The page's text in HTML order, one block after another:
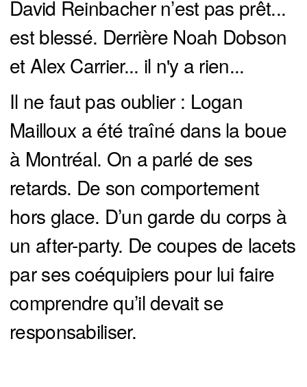
David Reinbacher n’est pas prêt...
est blessé. Derrière Noah Dobson
et Alex Carrier... il n'y a rien...
Il ne faut pas oublier : Logan
Mailloux a été traîné dans la boue
à Montréal. On a parlé de ses
retards. De son comportement
hors glace. D’un garde du corps à
un after-party. De coupes de lacets
par ses coéquipiers pour lui faire
comprendre qu’il devait se
responsabiliser.